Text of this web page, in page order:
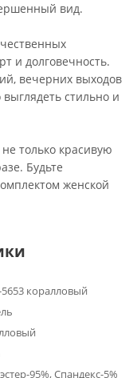
вид.
и долговечность.
вечерних выходов
стильно и
только красивую
Будьте
женской
коралловый
95%, Спандекс-5%